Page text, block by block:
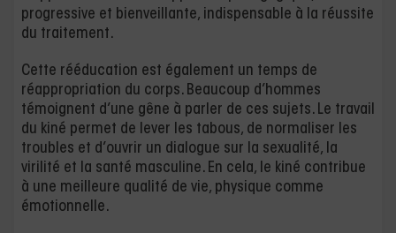
progressive et bienveillante, indispensable à la réussite
du traitement.
Cette rééducation est également un temps de
réappropriation du corps. Beaucoup d’hommes
témoignent d’une gêne à parler de ces sujets. Le travail
du kiné permet de lever les tabous, de normaliser les
troubles et d’ouvrir un dialogue sur la sexualité, la
virilité et la santé masculine. En cela, le kiné contribue
à une meilleure qualité de vie, physique comme
émotionnelle.